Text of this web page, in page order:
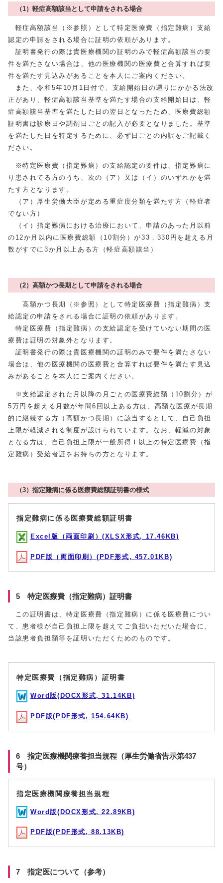
（1）軽症高額該当として申請をされる場合
軽症高額該当（※参照）として特定医療費（指定難病）支給
認定の申請をされる場合に証明の依頼があります。
証明書発行の際は貴医療機関の証明のみで軽症高額該当の要
件を満たさない場合は、他の医療機関の医療費と合算すれば要
件を満たす見込みがあることを本人にご案内ください。
また、令和5年10月1日付で、支給開始日の遡りにかかる法改
正があり、軽症高額該当基準を満たす場合の支給開始日は、軽
症高額該当基準を満たした日の翌日となったため、医療費総額
証明書は診療日や調剤日ごとの記入が必要となりました。基準
を満たした日を特定するために、必ず日ごとの内訳をご記載く
ださい。
※特定医療費（指定難病）の支給認定の要件は、指定難病に
り患されてる方のうち、次の（ア）又は（イ）のいずれかを満
たす方となります。
（ア）厚生労働大臣が定める重症度分類を満たす方（軽症者
でない方）
（イ）指定難病における治療において、申請のあった月以前
の12か月以内に医療費総額（10割分）が33，330円を超える月
数がすでに3か月以上ある方（軽症高額該当）
（2）高額かつ長期として申請をされる場合
高額かつ長期（※参照）として特定医療費（指定難病）支
給認定の申請をされる場合に証明の依頼があります。
特定医療費（指定難病）の支給認定を受けていない期間の医
療費は証明の対象外となります。
証明書発行の際は貴医療機関の証明のみで要件を満たさない
場合は、他の医療機関の医療費と合算すれば要件を満たす見込
みがあることを本人にご案内ください。
※支給認定された月以降の月ごとの医療費総額（10割分）が
5万円を超える月数が年間6回以上ある方は、高額な医療が長期
的に継続する方（高額かつ長期）に該当するとして、自己負担
上限が軽減される制度が設けられています。なお、軽減の対象
となる方は、自己負担上限が一般所得Ⅰ以上の特定医療費（指
定難病）受給者証をお持ちの方となります。
（3）指定難病に係る医療費総額証明書の様式
指定難病に係る医療費総額証明書
Excel版（両面印刷）(XLSX形式, 17.46KB)
PDF版（両面印刷）(PDF形式, 457.01KB)
5 特定医療費（指定難病）証明書
この証明書は、特定医療費（指定難病）に係る医療費につい
て、患者様が自己負担上限を超えてご負担いただいた場合に、
当該患者負担額等を証明いただくためのものです。
特定医療費（指定難病）証明書
Word版(DOCX形式, 31.14KB)
PDF版(PDF形式, 154.64KB)
6 指定医療機関療養担当規程（厚生労働省告示第437
号）
指定医療機関療養担当規程
Word版(DOCX形式, 22.89KB)
PDF版(PDF形式, 88.13KB)
7 指定医について（参考）